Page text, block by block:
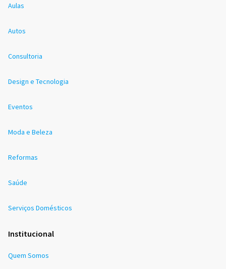
Aulas
Autos
Consultoria
Design e Tecnologia
Eventos
Moda e Beleza
Reformas
Saúde
Serviços Domésticos
Institucional
Quem Somos